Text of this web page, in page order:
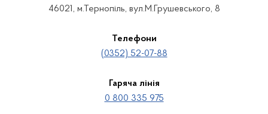
46021, м.Тернопіль, вул.М.Грушевського, 8
Телефони
(0352) 52-07-88
Гаряча лінія
0 800 335 975